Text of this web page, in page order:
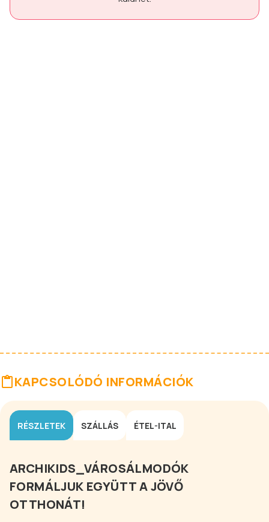
KAPCSOLÓDÓ INFORMÁCIÓK
RÉSZLETEK SZÁLLÁS ÉTEL-ITAL
ARCHIKIDS_VÁROSÁLMODÓK
FORMÁLJUK EGYÜTT A JÖVŐ
OTTHONÁT!